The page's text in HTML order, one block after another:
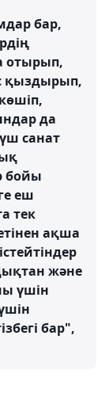
бар,
отырып,
қыздырып,
да
санат
бойы
еш
тек
ақша
және
үшін
бар",